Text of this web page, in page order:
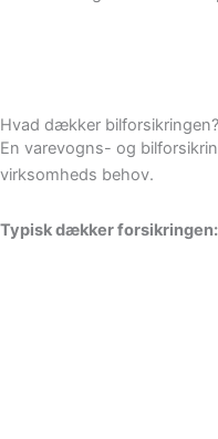
Hvad dækker bilforsikringen?
En varevogns- og
virksomheds behov.
Typisk dækker forsikringen: